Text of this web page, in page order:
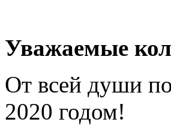
Уважаемые
От всей души
2020 годом!